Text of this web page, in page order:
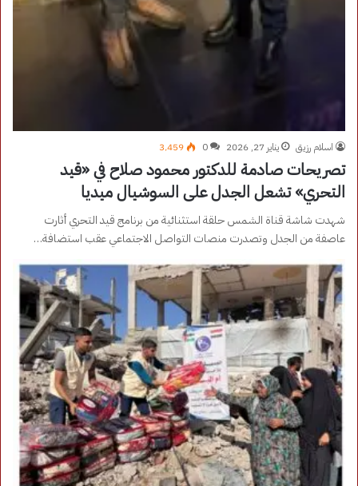
اسلام رزيق يناير 27, 2026 0 3٬459
تصريحات صادمة للدكتور محمود صلاح في «قيد
التحري» تشعل الجدل على السوشيال ميديا
شهدت شاشة قناة الشمس حلقة استثنائية من برنامج قيد التحري أثارت
عاصفة من الجدل وتصدرت منصات التواصل الاجتماعي عقب استضافة…